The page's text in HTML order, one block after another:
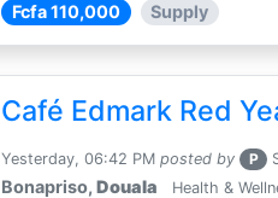
Fcfa 110,000 Supply
Café Edmark Red
Yesterday, 06:42 PM posted by P
Bonapriso,Douala Health &